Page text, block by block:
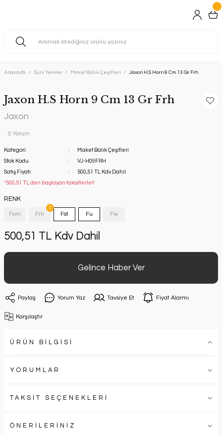
Anasayfa Suni Yemler Maket Balık Çeşitleri Jaxon H.S Horn 9 Cm 13 Gr Frh
Jaxon H.S Horn 9 Cm 13 Gr Frh
Jaxon
0 Yorum
Kategori
Maket Balık Çeşitleri
Stok Kodu
VJ-H09FRH
Satış Fiyatı
500,51 TL Kdv Dahil
*500,51 TL den başlayan taksitlerle!!
RENK
Fom Frh Fst Fu Fw
500,51 TL Kdv Dahil
Gelince Haber Ver
Paylaş Yorum Yaz Tavsiye Et Fiyat Alarmı
Karşılaştır
ÜRÜN BİLGİSİ
YORUMLAR
TAKSİT SEÇENEKLERİ
ÖNERİLERİNİZ